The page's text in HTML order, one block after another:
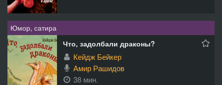
Юмор, сатира
Что, задолбали драконы?
Кейдж Бейкер
Амир Рашидов
38 мин.